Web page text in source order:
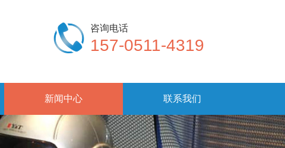
咨询电话
157-0511-4319
新闻中心 联系我们